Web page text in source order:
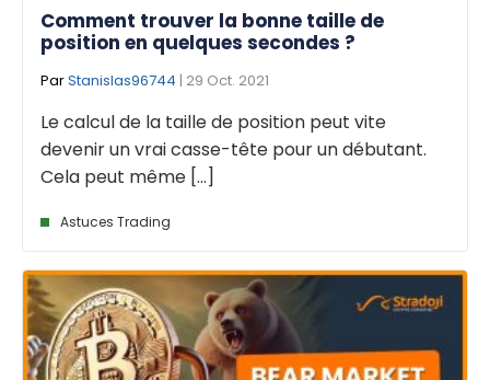
Comment trouver la bonne taille de
position en quelques secondes ?
ParStanislas96744 | 29 Oct. 2021
Le calcul de la taille de position peut vite
devenir un vrai casse-tête pour un débutant.
Cela peut même [...]
Astuces Trading